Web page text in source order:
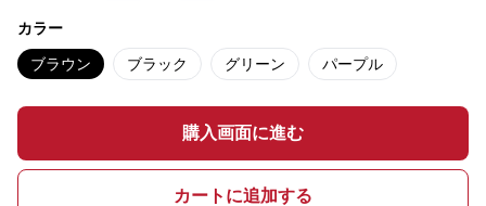
カラー
ブラウン ブラック グリーン パープル
購入画面に進む
カートに追加する